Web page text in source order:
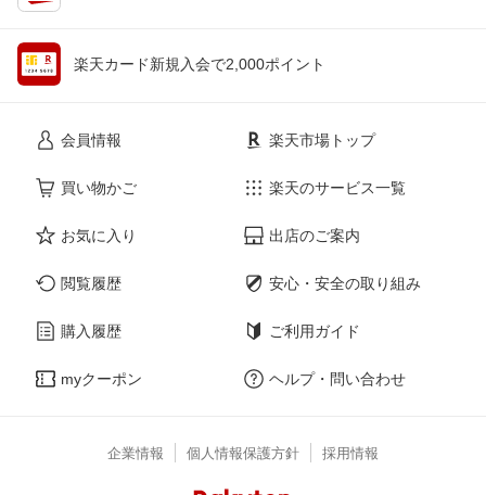
楽天カード新規入会で2,000ポイント
会員情報
買い物かご
お気に入り
閲覧履歴
購入履歴
myクーポン
楽天市場トップ
楽天のサービス一覧
出店のご案内
安心・安全の取り組み
ご利用ガイド
ヘルプ・問い合わせ
企業情報 個人情報保護方針 採用情報